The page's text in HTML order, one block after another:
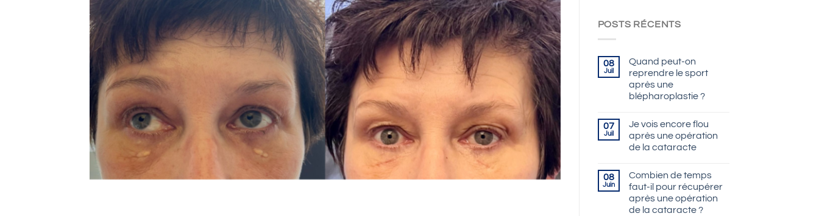
POSTS RÉCENTS
08
Juil
Quand peut-on
reprendre le sport
après une
blépharoplastie ?
07
Juil
Je vois encore flou
après une opération
de la cataracte
08
Juin
Combien de temps
faut-il pour récupérer
après une opération
de la cataracte ?